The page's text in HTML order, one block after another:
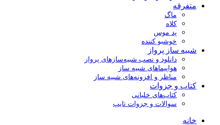
متفرقه
ماگ
کلاه
پد موس
خوشبو کننده
شبیه ساز پرواز
دانلود و نصب شبیه‌سازهای پرواز
هواپیماهای شبیه ساز
مناظر و افزونه‌های شبیه ساز
کتاب و جزوات
کتاب‌های خلبانی
سوالات و جزوات تایپ
خانه